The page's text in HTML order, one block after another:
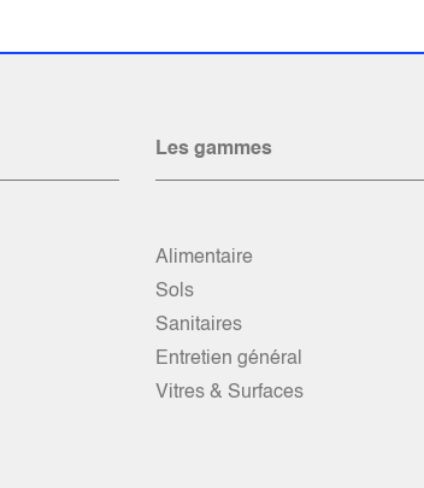
Les gammes
Alimentaire
Sols
Sanitaires
Entretien général
Vitres & Surfaces